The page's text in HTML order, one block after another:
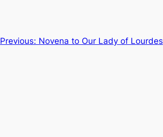
Previous: Novena to Our Lady of Lourdes